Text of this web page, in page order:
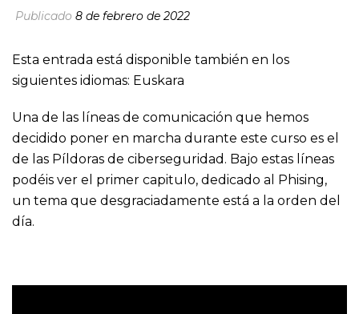
Publicado 8 de febrero de 2022
Esta entrada está disponible también en los
siguientes idiomas: Euskara
Una de las líneas de comunicación que hemos
decidido poner en marcha durante este curso es el
de las Píldoras de ciberseguridad. Bajo estas líneas
podéis ver el primer capitulo, dedicado al Phising,
un tema que desgraciadamente está a la orden del
día.